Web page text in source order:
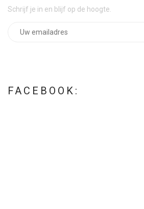
Schrijf je in en blijf op de hoogte.
FACEBOOK: